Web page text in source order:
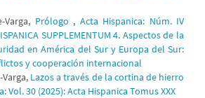
Varga, Prólogo , Acta Hispanica: Núm. IV
SUPPLEMENTUM 4. Aspectos de la
en América del Sur y Europa del Sur:
y cooperación internacional
Lazos a través de la cortina de hierro
Vol. 30 (2025): Acta Hispanica Tomus XXX